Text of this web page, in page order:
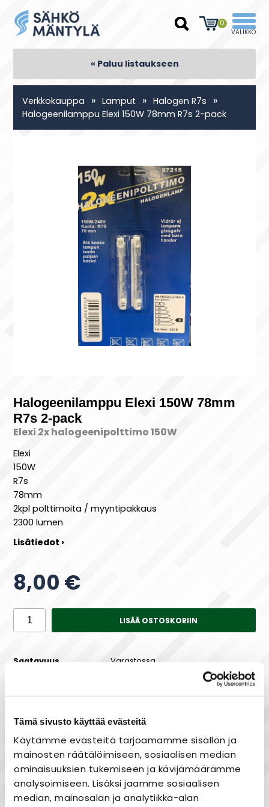
Tämä sivusto käyttää evästeitä
Käytämme evästeitä tarjoamamme sisällön ja
mainosten räätälöimiseen, sosiaalisen median
ominaisuuksien tukemiseen ja kävijämäärämme
analysoimiseen. Lisäksi jaamme sosiaalisen
median, mainosalan ja analytiikka-alan
0
« Paluu listaukseen
Verkkokauppa » Lamput » Halogen R7s »
Halogeenilamppu Elexi 150W 78mm R7s 2-pack
Halogeenilamppu Elexi 150W 78mm
R7s 2-pack
Elexi 2x halogeenipolttimo 150W
Elexi
150W
R7s
78mm
2kpl polttimoita / myyntipakkaus
2300 lumen
Lisätiedot ›
8,00 €
LISÄÄ OSTOSKORIIN
Saatavuus Varastossa
Nopea toimitus